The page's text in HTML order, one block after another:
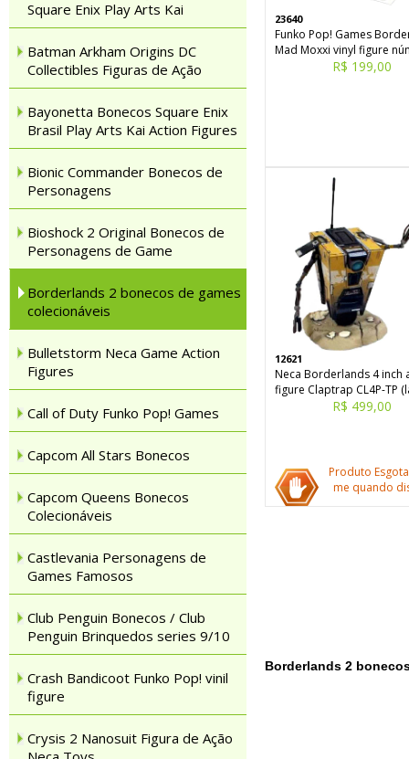
Square Enix Play Arts Kai
Batman Arkham Origins DC
Collectibles Figuras de Ação
Bayonetta Bonecos Square Enix
Brasil Play Arts Kai Action Figures
Bionic Commander Bonecos de
Personagens
Bioshock 2 Original Bonecos de
Personagens de Game
Borderlands 2 bonecos de games
colecionáveis
Bulletstorm Neca Game Action
Figures
Call of Duty Funko Pop! Games
Capcom All Stars Bonecos
Capcom Queens Bonecos
Colecionáveis
Castlevania Personagens de
Games Famosos
Club Penguin Bonecos / Club
Penguin Brinquedos series 9/10
Crash Bandicoot Funko Pop! vinil
figure
Crysis 2 Nanosuit Figura de Ação
23640
Funko Pop! Games
Mad Moxxi vinyl figure
R$ 199,00
12621
Neca Borderlands 4 inch
figure Claptrap CL4P-TP
R$ 499,00
Produto
me quando
Borderlands 2